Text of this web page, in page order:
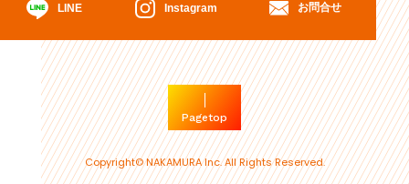
LINE Instagram お問合せ
Pagetop
Copyright© NAKAMURA Inc. All Rights Reserved.